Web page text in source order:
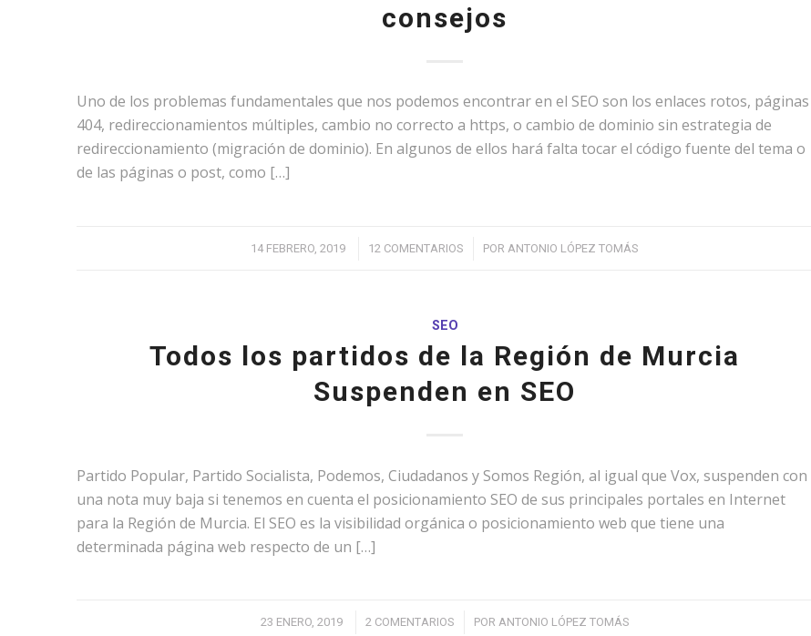
consejos
Uno de los problemas fundamentales que nos podemos encontrar en el SEO son los enlaces rotos, páginas
404, redireccionamientos múltiples, cambio no correcto a https, o cambio de dominio sin estrategia de
redireccionamiento (migración de dominio). En algunos de ellos hará falta tocar el código fuente del tema o
de las páginas o post, como […]
14 FEBRERO, 2019
/ 12 COMENTARIOS
/ POR ANTONIO LÓPEZ TOMÁS
SEO
Todos los partidos de la Región de Murcia
Suspenden en SEO
Partido Popular, Partido Socialista, Podemos, Ciudadanos y Somos Región, al igual que Vox, suspenden con
una nota muy baja si tenemos en cuenta el posicionamiento SEO de sus principales portales en Internet
para la Región de Murcia. El SEO es la visibilidad orgánica o posicionamiento web que tiene una
determinada página web respecto de un […]
23 ENERO, 2019
/ 2 COMENTARIOS
/ POR ANTONIO LÓPEZ TOMÁS